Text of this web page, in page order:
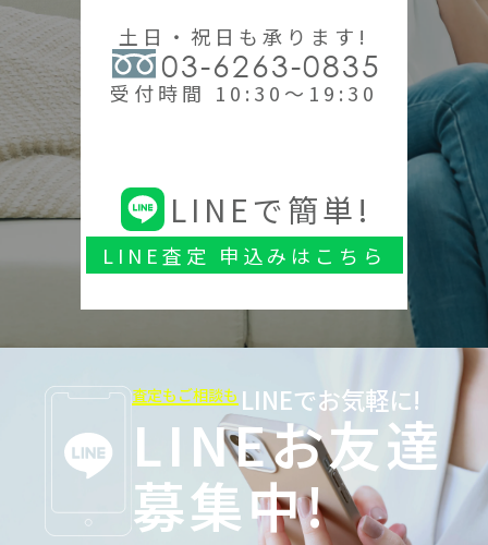
土日・祝日も承ります!
03-6263-0835
受付時間 10:30～19:30
LINEで簡単!
LINE査定 申込みはこちら
査定もご相談も LINEでお気軽に!
LINEお友達
募集中!